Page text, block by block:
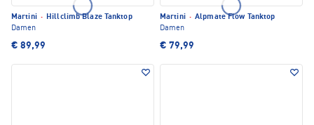
Martini · Hillclimb Blaze Tanktop
Damen
€ 89,99
Martini · Alpmate Flow Tanktop
Damen
€ 79,99